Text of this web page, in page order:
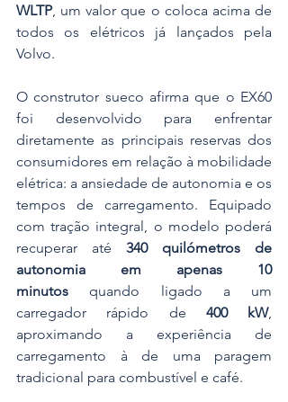
WLTP , um valor que o coloca acima de
todos os elétricos já lançados pela
Volvo.
O construtor sueco afirma que o EX60
foi desenvolvido para enfrentar
diretamente as principais reservas dos
consumidores em relação à mobilidade
elétrica: a ansiedade de autonomia e os
tempos de carregamento. Equipado
com tração integral, o modelo poderá
recuperar até 340 quilómetros de
autonomia em apenas 10
minutos quando ligado a um
carregador rápido de 400 kW,
aproximando a experiência de
carregamento à de uma paragem
tradicional para combustível e café.